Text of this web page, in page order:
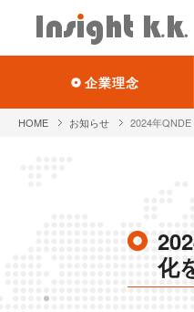
企業理念
HOME お知らせ 2024年
化